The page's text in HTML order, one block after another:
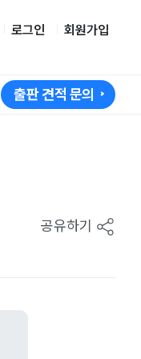
로그인 회원가입
출판 견적 문의
공유하기